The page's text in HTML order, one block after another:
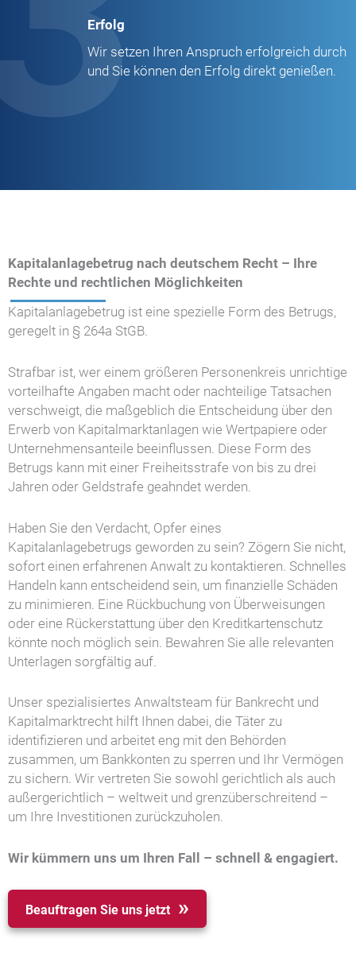
Erfolg
Wir setzen Ihren Anspruch erfolgreich durch
und Sie können den Erfolg direkt genießen.
Kapitalanlagebetrug nach deutschem Recht – Ihre
Rechte und rechtlichen Möglichkeiten
Kapitalanlagebetrug ist eine spezielle Form des Betrugs,
geregelt in § 264a StGB.
Strafbar ist, wer einem größeren Personenkreis unrichtige
vorteilhafte Angaben macht oder nachteilige Tatsachen
verschweigt, die maßgeblich die Entscheidung über den
Erwerb von Kapitalmarktanlagen wie Wertpapiere oder
Unternehmensanteile beeinflussen. Diese Form des
Betrugs kann mit einer Freiheitsstrafe von bis zu drei
Jahren oder Geldstrafe geahndet werden.
Haben Sie den Verdacht, Opfer eines
Kapitalanlagebetrugs geworden zu sein? Zögern Sie nicht,
sofort einen erfahrenen Anwalt zu kontaktieren. Schnelles
Handeln kann entscheidend sein, um finanzielle Schäden
zu minimieren. Eine Rückbuchung von Überweisungen
oder eine Rückerstattung über den Kreditkartenschutz
könnte noch möglich sein. Bewahren Sie alle relevanten
Unterlagen sorgfältig auf.
Unser spezialisiertes Anwaltsteam für Bankrecht und
Kapitalmarktrecht hilft Ihnen dabei, die Täter zu
identifizieren und arbeitet eng mit den Behörden
zusammen, um Bankkonten zu sperren und Ihr Vermögen
zu sichern. Wir vertreten Sie sowohl gerichtlich als auch
außergerichtlich – weltweit und grenzüberschreitend –
um Ihre Investitionen zurückzuholen.
Wir kümmern uns um Ihren Fall – schnell & engagiert.
Beauftragen Sie uns jetzt